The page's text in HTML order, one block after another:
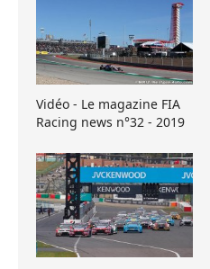
Vidéo - Le magazine FIA
Racing news n°32 - 2019